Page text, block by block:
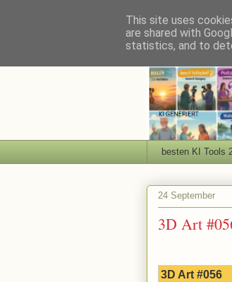
besten KI Tools
24 September
3D Art
3D Art #056
This site uses
are shared with
statistics, and to